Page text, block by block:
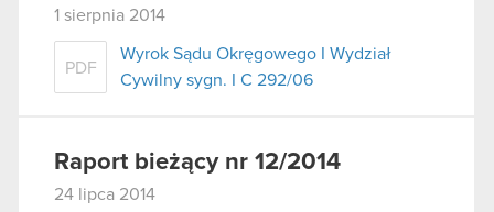
1 sierpnia 2014
PDF
Wyrok Sądu Okręgowego I Wydział
Cywilny sygn. I C 292/06
Raport bieżący nr 12/2014
24 lipca 2014